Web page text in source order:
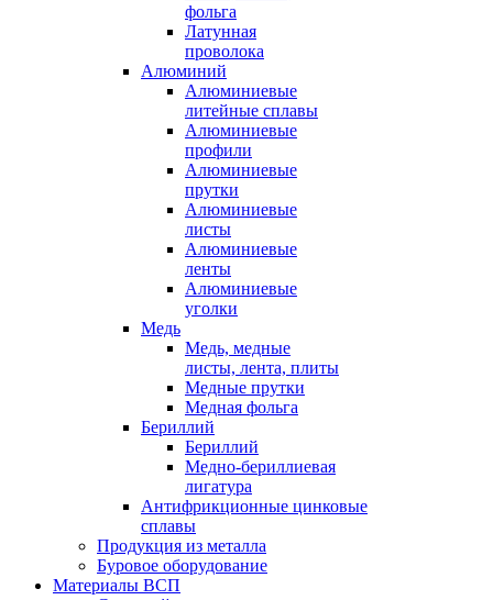
фольга
Латунная
проволока
Алюминий
Алюминиевые
литейные сплавы
Алюминиевые
профили
Алюминиевые
прутки
Алюминиевые
листы
Алюминиевые
ленты
Алюминиевые
уголки
Медь
Медь, медные
листы, лента, плиты
Медные прутки
Медная фольга
Бериллий
Бериллий
Медно-бериллиевая
лигатура
Антифрикционные цинковые
сплавы
Продукция из металла
Буровое оборудование
Материалы ВСП